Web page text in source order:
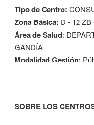
Tipo de Centro:
Zona Básica: D - 12 ZB
Área de Salud:
GANDÍA
Modalidad Gestión:
SOBRE LOS